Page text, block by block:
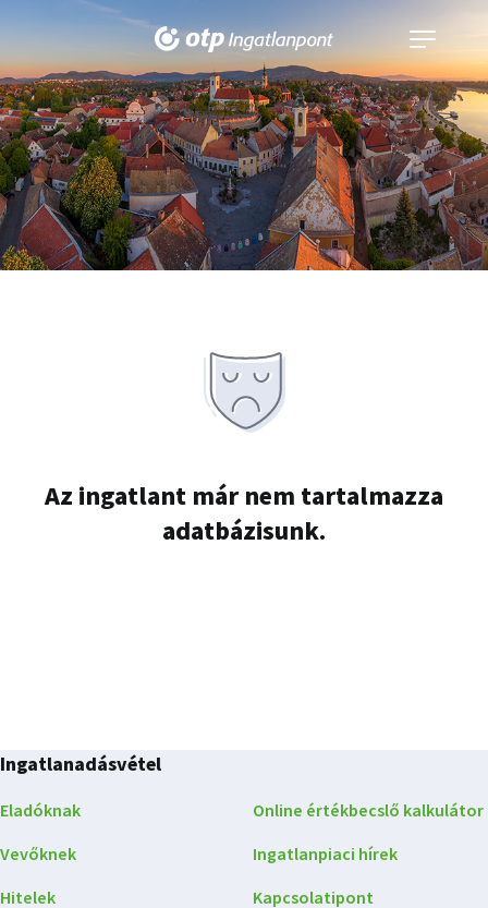
Navigáció
kinyitása
Az ingatlant már nem tartalmazza
adatbázisunk.
Ingatlanadásvétel
Eladóknak
Vevőknek
Hitelek
Online értékbecslő kalkulátor
Ingatlanpiaci hírek
Kapcsolatipont